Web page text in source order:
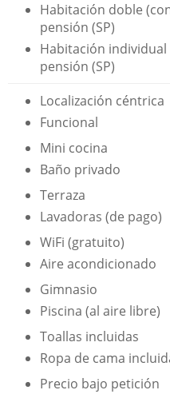
Habitación doble
pensión (SP)
Habitación individual
pensión (SP)
Localización céntrica
Funcional
Mini cocina
Baño privado
Terraza
Lavadoras (de pago)
WiFi (gratuito)
Aire acondicionado
Gimnasio
Piscina (al aire libre)
Toallas incluidas
Ropa de cama
Precio bajo petición